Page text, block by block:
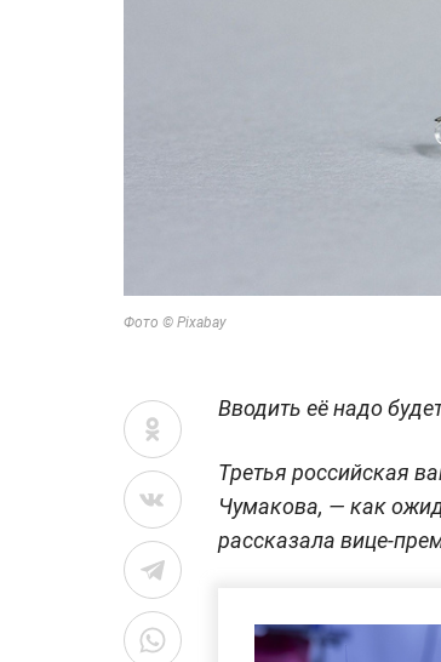
Фото © Pixabay
Вводить её надо
Третья российская
Чумакова, — как
рассказала вице-